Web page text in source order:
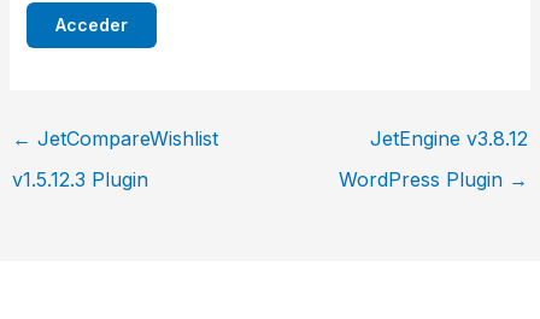
← JetCompareWishlist
v1.5.12.3 Plugin
JetEngine v3.8.12
WordPress Plugin →